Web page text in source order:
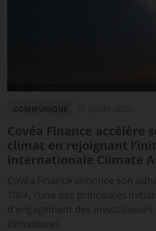
Covéa Finance accélère
climat en rejoignant
internationale Climate
Covéa Finance annonce son
100+, l'une des principales
d'engagement des investisseurs
climatiques.